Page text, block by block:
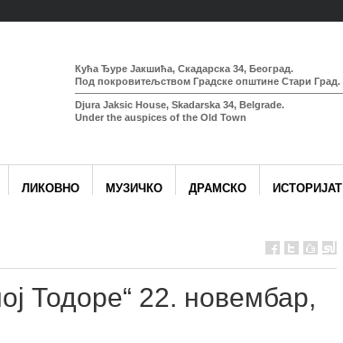
Кућа Ђуре Јакшића, Скадарска 34, Београд.
Под покровитељством Градске општине Стари Град.
Djura Jaksic House, Skadarska 34, Belgrade.
Under the auspices of the Old Town
ЛИКОВНО МУЗИЧКО ДРАМСКО ИСТОРИЈАТ
Тодоре“ 22. новембар,